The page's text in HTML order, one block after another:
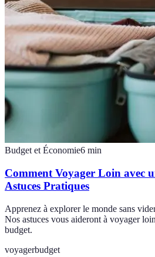
Budget et Économie6 min
Comment Voyager Loin avec
Astuces Pratiques
Apprenez à explorer le monde sans
Nos astuces vous aideront à voyager
budget.
voyagerbudget